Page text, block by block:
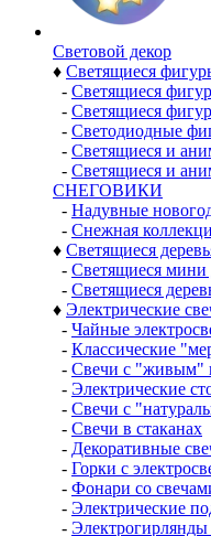
Световой декор
♦ Светящиеся
- Светящиеся
- Светящиеся
- Светодиодные
- Светящиеся и
- Светящиеся и
СНЕГОВИКИ
- Надувные
- Снежная
♦ Светящиеся
- Светящиеся мини
- Светящиеся
♦ Электрические
- Чайные
- Классические
- Свечи с "живым"
- Электрические
- Свечи с
- Свечи в стаканах
- Декоративные
- Горки с
- Фонари со
- Электрические
- Электрогирлянды